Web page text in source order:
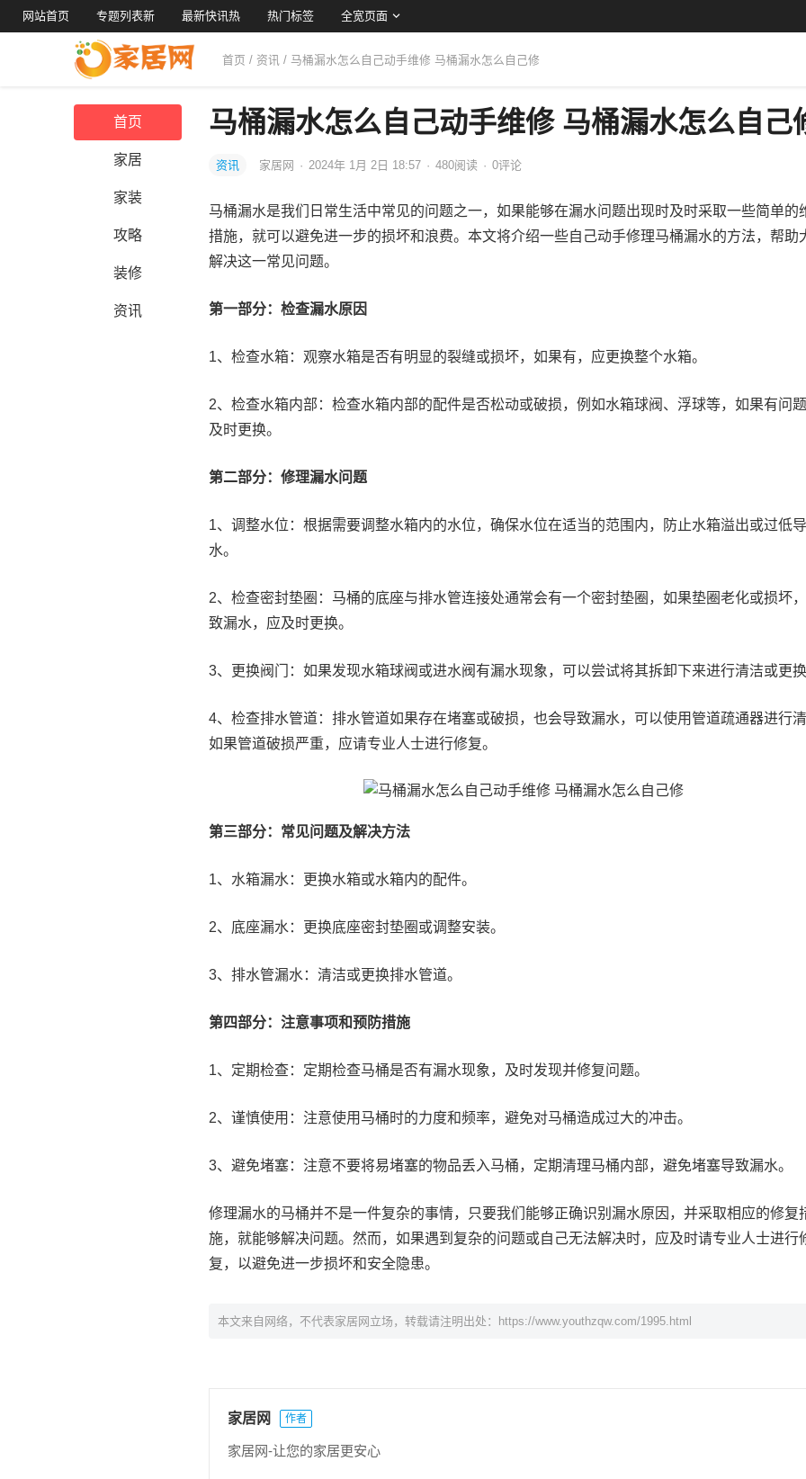
网站首页 专题列表新 最新快讯热 热门标签 全宽页面
首页 / 资讯 / 马桶漏水怎么自己动手维修 马桶漏水怎么自己修
首页
家居
家装
攻略
装修
资讯
马桶漏水怎么自己动手维修 马桶漏水怎么自己
资讯 家居网 · 2024年 1月 2日 18:57 · 480阅读 · 0评论
马桶漏水是我们日常生活中常见的问题之一，如果能够在漏水问题出现时及时采取一些简单的
措施，就可以避免进一步的损坏和浪费。本文将介绍一些自己动手修理马桶漏水的方法，帮助
解决这一常见问题。
第一部分：检查漏水原因
1、检查水箱：观察水箱是否有明显的裂缝或损坏，如果有，应更换整个水箱。
2、检查水箱内部：检查水箱内部的配件是否松动或破损，例如水箱球阀、浮球等，如果有问
及时更换。
第二部分：修理漏水问题
1、调整水位：根据需要调整水箱内的水位，确保水位在适当的范围内，防止水箱溢出或过低
水。
2、检查密封垫圈：马桶的底座与排水管连接处通常会有一个密封垫圈，如果垫圈老化或损坏
致漏水，应及时更换。
3、更换阀门：如果发现水箱球阀或进水阀有漏水现象，可以尝试将其拆卸下来进行清洁或更换
4、检查排水管道：排水管道如果存在堵塞或破损，也会导致漏水，可以使用管道疏通器进行清
如果管道破损严重，应请专业人士进行修复。
第三部分：常见问题及解决方法
1、水箱漏水：更换水箱或水箱内的配件。
2、底座漏水：更换底座密封垫圈或调整安装。
3、排水管漏水：清洁或更换排水管道。
第四部分：注意事项和预防措施
1、定期检查：定期检查马桶是否有漏水现象，及时发现并修复问题。
2、谨慎使用：注意使用马桶时的力度和频率，避免对马桶造成过大的冲击。
3、避免堵塞：注意不要将易堵塞的物品丢入马桶，定期清理马桶内部，避免堵塞导致漏水。
修理漏水的马桶并不是一件复杂的事情，只要我们能够正确识别漏水原因，并采取相应的修复
施，就能够解决问题。然而，如果遇到复杂的问题或自己无法解决时，应及时请专业人士进行
复，以避免进一步损坏和安全隐患。
本文来自网络，不代表家居网立场，转载请注明出处： https://www.youthzqw.com/1995.html
家居网 作者
家居网-让您的家居更安心